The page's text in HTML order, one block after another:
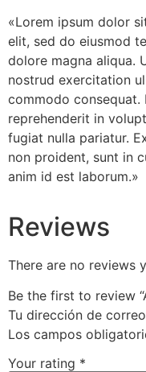
«Lorem ipsum dolor
elit, sed do eiusmod
dolore magna aliqua.
nostrud exercitation
commodo consequat.
reprehenderit in
fugiat nulla pariatur.
non proident, sunt in
anim id est laborum.»
Reviews
There are no reviews
Be the first to review
Tu dirección de
Los campos
Your rating *